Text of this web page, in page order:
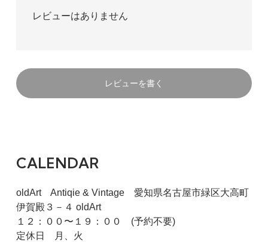
レビューはありません
レビューを書く
CALENDAR
oldArt Antiqie & Vintage 愛知県名古屋市緑区大高町
伊賀殿３－４ oldArt
１２：００〜１９：００ (予約不要)
定休日 月、火